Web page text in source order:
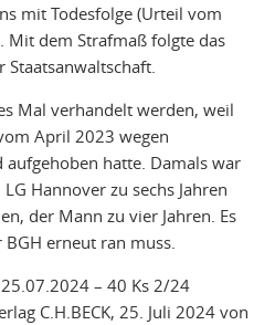
mit Todesfolge (Urteil vom
Mit dem Strafmaß folgte das
Mal verhandelt werden, weil
April 2023 wegen
aufgehoben hatte. Damals war
Hannover zu sechs Jahren
der Mann zu vier Jahren. Es
erneut ran muss.
– 40 Ks 2/24
C.H.BECK, 25. Juli 2024 von